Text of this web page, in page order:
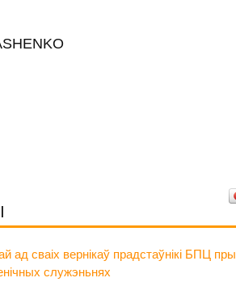
ад сваіх вернікаў прадстаўнікі БПЦ
служэньнях